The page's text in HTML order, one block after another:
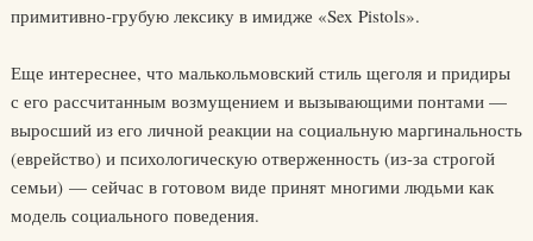
примитивно-грубую лексику в имидже «Sex Pistols».
Еще интереснее, что малькольмовский стиль щеголя и придиры
с его рассчитанным возмущением и вызывающими понтами —
выросший из его личной реакции на социальную маргинальность
(еврейство) и психологическую отверженность (из-за строгой
семьи) — сейчас в готовом виде принят многими людьми как
модель социального поведения.